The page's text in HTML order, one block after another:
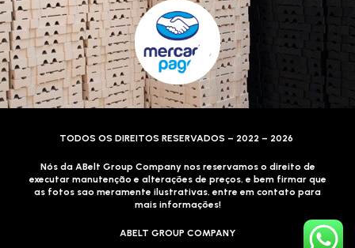
TODOS OS DIREITOS RESERVADOS – 2022 – 2026
Nós da ABelt Group Company nos reservamos o direito de
executar manutenção e alterações de preços, e bem firmar que
as fotos sao meramente ilustrativas, entre em contato para
mais informações!
ABELT GROUP COMPANY